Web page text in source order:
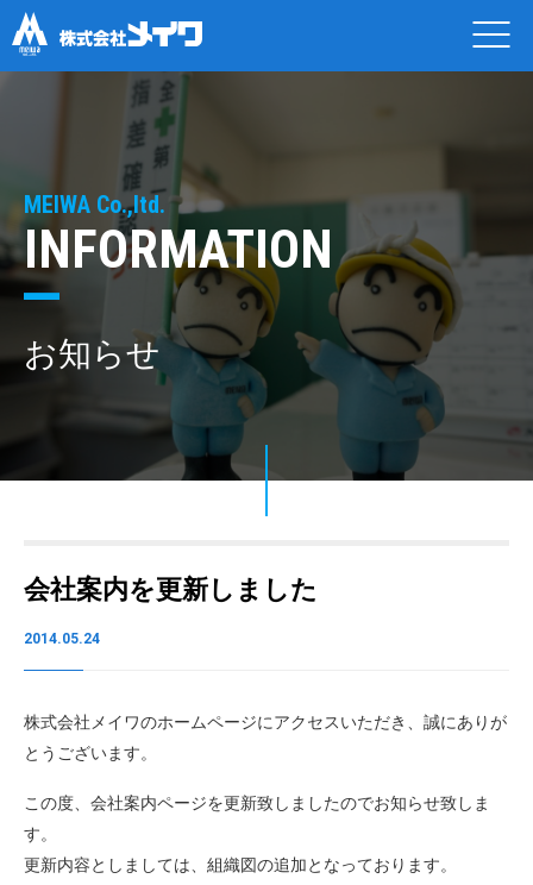
MEIWA Co.,ltd.
INFORMATION
お知らせ
会社案内を更新しました
2014.05.24
株式会社メイワのホームページにアクセスいただき、誠にありが
とうございます。
この度、会社案内ページを更新致しましたのでお知らせ致しま
す。
更新内容としましては、組織図の追加となっております。